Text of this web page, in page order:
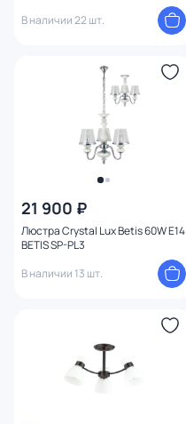
В наличии 22 шт.
21 900 ₽
Люстра Crystal Lux Betis 60W E14
BETIS SP-PL3
В наличии 13 шт.